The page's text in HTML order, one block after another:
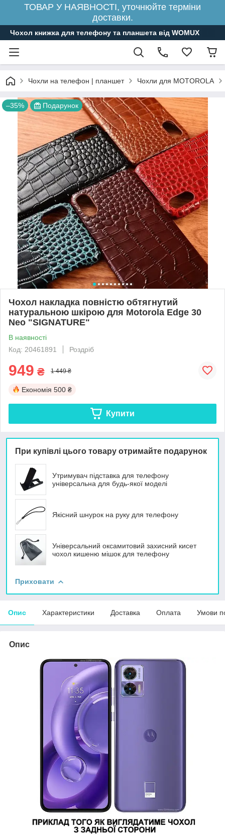
ТОВАР У НАЯВНОСТІ, уточнюйте терміни
доставки.
Чохол книжка для телефону та планшета від WOMUX
Чохли на телефон | планшет Чохли для MOTOROLA
–35% Подарунок
Чохол накладка повністю обтягнутий
натуральною шкірою для Motorola Edge 30
Neo "SIGNATURE"
В наявності
Код: 20461891
Роздріб
949 ₴ 1 449 ₴
Економія 500 ₴
Купити
При купівлі цього товару отримайте подарунок
Утримувач підставка для телефону
універсальна для будь-якої моделі
Якісний шнурок на руку для телефону
Універсальний оксамитовий захисний кисет
чохол кишеню мішок для телефону
Приховати
Опис Характеристики Доставка Оплата Умови
Опис